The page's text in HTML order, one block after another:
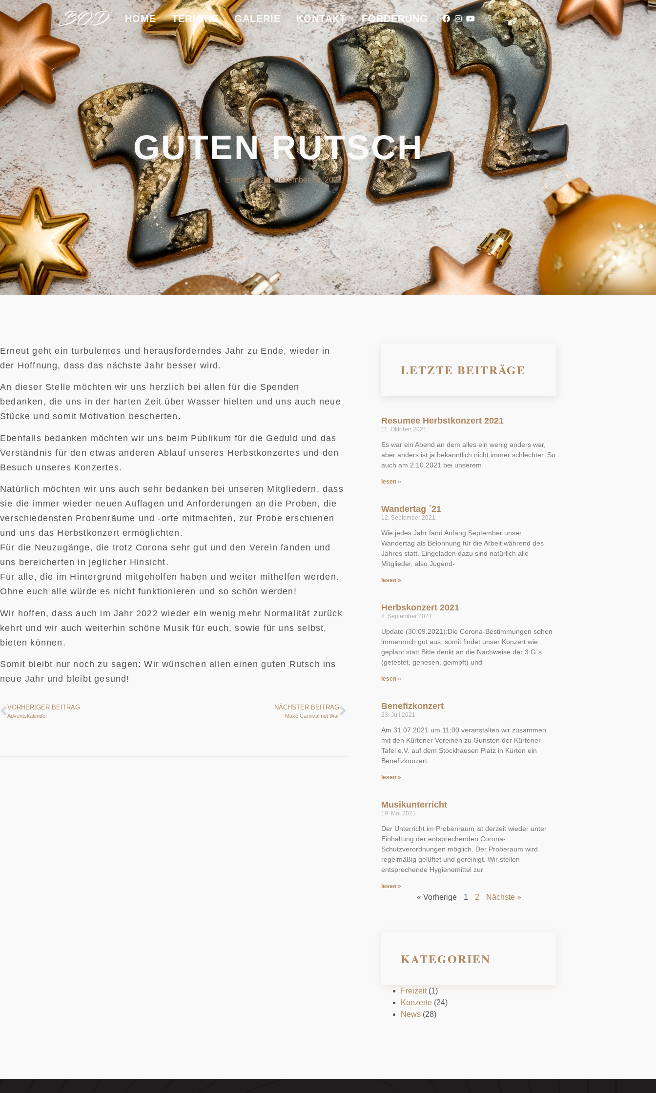
HOME TERMINE GALERIE KONTAKT FÖRDERUNG
GUTEN RUTSCH
Erstellt am: Dezember 31, 2021
Erneut geht ein turbulentes und herausforderndes Jahr zu Ende, wieder in
der Hoffnung, dass das nächste Jahr besser wird.
An dieser Stelle möchten wir uns herzlich bei allen für die Spenden
bedanken, die uns in der harten Zeit über Wasser hielten und uns auch neue
Stücke und somit Motivation bescherten.
Ebenfalls bedanken möchten wir uns beim Publikum für die Geduld und das
Verständnis für den etwas anderen Ablauf unseres Herbstkonzertes und den
Besuch unseres Konzertes.
Natürlich möchten wir uns auch sehr bedanken bei unseren Mitgliedern, dass
sie die immer wieder neuen Auflagen und Anforderungen an die Proben, die
verschiedensten Probenräume und -orte mitmachten, zur Probe erschienen
und uns das Herbstkonzert ermöglichten.
Für die Neuzugänge, die trotz Corona sehr gut und den Verein fanden und
uns bereicherten in jeglicher Hinsicht.
Für alle, die im Hintergrund mitgeholfen haben und weiter mithelfen werden.
Ohne euch alle würde es nicht funktionieren und so schön werden!
Wir hoffen, dass auch im Jahr 2022 wieder ein wenig mehr Normalität zurück
kehrt und wir auch weiterhin schöne Musik für euch, sowie für uns selbst,
bieten können.
Somit bleibt nur noch zu sagen: Wir wünschen allen einen guten Rutsch ins
neue Jahr und bleibt gesund!
VORHERIGER BEITRAG
Adventskalender
NÄCHSTER BEITRAG
Make Carnival not War
LETZTE BEITRÄGE
Resumee Herbstkonzert 2021
11. Oktober 2021
Es war ein Abend an dem alles ein wenig anders war,
aber anders ist ja bekanntlich nicht immer schlechter. So
auch am 2.10.2021 bei unserem
lesen »
Wandertag ´21
12. September 2021
Wie jedes Jahr fand Anfang September unser
Wandertag als Belohnung für die Arbeit während des
Jahres statt. Eingeladen dazu sind natürlich alle
Mitglieder, also Jugend-
lesen »
Herbskonzert 2021
8. September 2021
Update (30.09.2021):Die Corona-Bestimmungen sehen
immernoch gut aus, somit findet unser Konzert wie
geplant statt.Bitte denkt an die Nachweise der 3 G´s
(getestet, genesen, geimpft) und
lesen »
Benefizkonzert
23. Juli 2021
Am 31.07.2021 um 11:00 veranstalten wir zusammen
mit den Kürtener Vereinen zu Gunsten der Kürtener
Tafel e.V. auf dem Stockhausen Platz in Kürten ein
Benefizkonzert.
lesen »
Musikunterricht
19. Mai 2021
Der Unterricht im Probenraum ist derzeit wieder unter
Einhaltung der entsprechenden Corona-
Schutzverordnungen möglich. Der Proberaum wird
regelmäßig gelüftet und gereinigt. Wir stellen
entsprechende Hygienemittel zur
lesen »
« Vorherige 1 2 Nächste »
KATEGORIEN
Freizeit(1)
Konzerte (24)
News (28)